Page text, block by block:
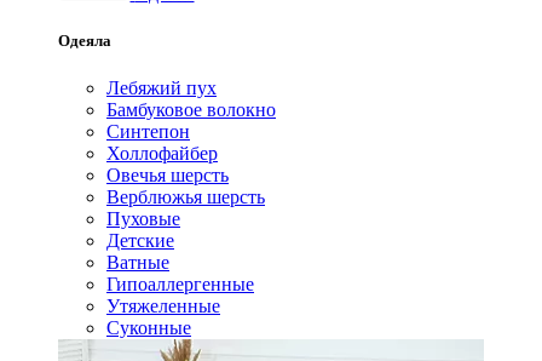
Одеяла
Лебяжий пух
Бамбуковое волокно
Синтепон
Холлофайбер
Овечья шерсть
Верблюжья шерсть
Пуховые
Детские
Ватные
Гипоаллергенные
Утяжеленные
Суконные